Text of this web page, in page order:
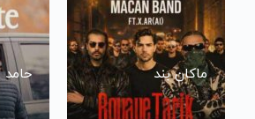
ماکان بند